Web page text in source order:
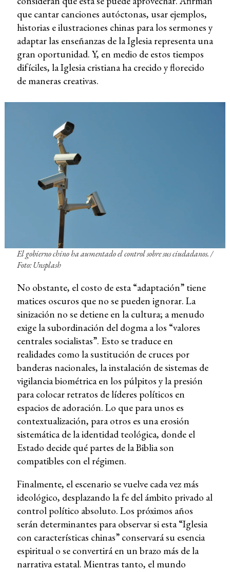
que cantar canciones autóctonas, usar ejemplos,
historias e ilustraciones chinas para los sermones y
adaptar las enseñanzas de la Iglesia representa una
gran oportunidad. Y, en medio de estos tiempos
difíciles, la Iglesia cristiana ha crecido y florecido
de maneras creativas.
El gobierno chino ha aumentado el control sobre sus ciudadanos. /
Foto: Unsplash
No obstante, el costo de esta “adaptación” tiene
matices oscuros que no se pueden ignorar. La
sinización no se detiene en la cultura; a menudo
exige la subordinación del dogma a los “valores
centrales socialistas”. Esto se traduce en
realidades como la sustitución de cruces por
banderas nacionales, la instalación de sistemas de
vigilancia biométrica en los púlpitos y la presión
para colocar retratos de líderes políticos en
espacios de adoración. Lo que para unos es
contextualización, para otros es una erosión
sistemática de la identidad teológica, donde el
Estado decide qué partes de la Biblia son
compatibles con el régimen.
Finalmente, el escenario se vuelve cada vez más
ideológico, desplazando la fe del ámbito privado al
control político absoluto. Los próximos años
serán determinantes para observar si esta “Iglesia
con características chinas” conservará su esencia
espiritual o se convertirá en un brazo más de la
narrativa estatal. Mientras tanto, el mundo